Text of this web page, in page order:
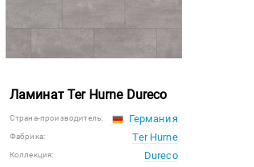
Ламинат Ter Hurne Dureco
Страна-производитель: Германия
Фабрика: Ter Hurne
Коллекция: Dureco